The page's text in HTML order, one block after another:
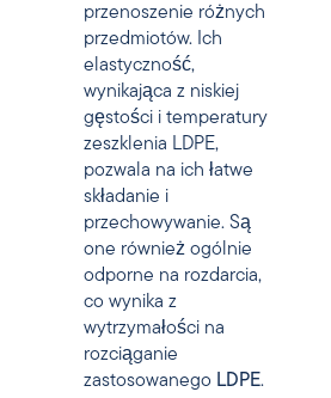
przenoszenie różnych
przedmiotów. Ich
elastyczność,
wynikająca z niskiej
gęstości i temperatury
zeszklenia LDPE,
pozwala na ich łatwe
składanie i
przechowywanie. Są
one również ogólnie
odporne na rozdarcia,
co wynika z
wytrzymałości na
rozciąganie
zastosowanego LDPE.